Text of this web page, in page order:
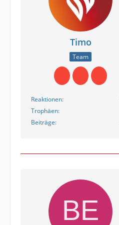
Timo
Team
Reaktionen
Trophäen
Beiträge